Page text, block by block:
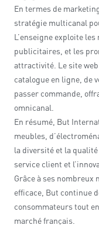
En termes de
stratégie multicanal
L’enseigne exploite
publicitaires, et les
attractivité. Le site
catalogue en ligne, de
passer commande,
omnicanal.
En résumé, But
meubles,
la diversité et la
service client et
Grâce à ses
efficace, But continue
consommateurs tout
marché français.